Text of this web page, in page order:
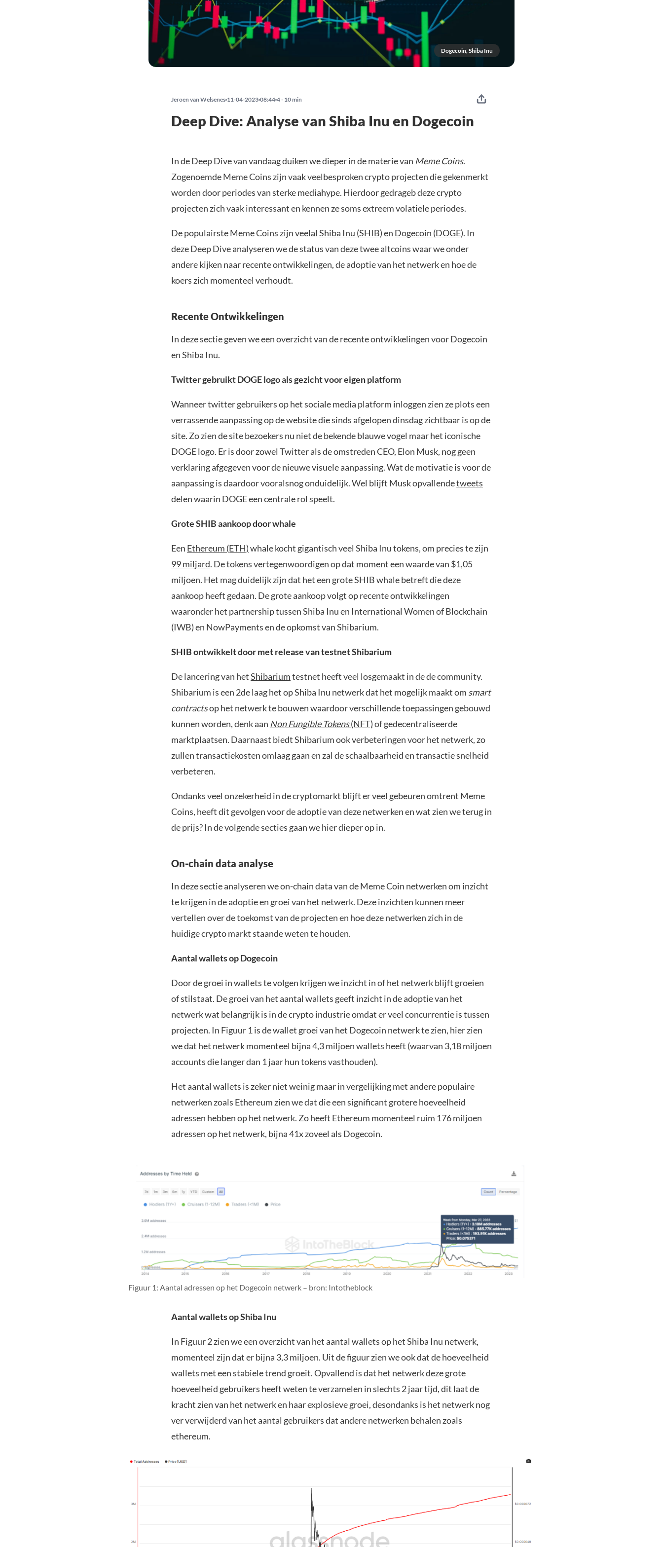
Dogecoin, Shiba Inu
Jeroen van Welsenes 11-04-2023 08:44 4 - 10 min
Deep Dive: Analyse van Shiba Inu en Dogecoin
In de Deep Dive van vandaag duiken we dieper in de materie van Meme Coins.
Zogenoemde Meme Coins zijn vaak veelbesproken crypto projecten die gekenmerkt
worden door periodes van sterke mediahype. Hierdoor gedrageb deze crypto
projecten zich vaak interessant en kennen ze soms extreem volatiele periodes.
De populairste Meme Coins zijn veelal Shiba Inu (SHIB)en Dogecoin (DOGE). In
deze Deep Dive analyseren we de status van deze twee altcoins waar we onder
andere kijken naar recente ontwikkelingen, de adoptie van het netwerk en hoe de
koers zich momenteel verhoudt.
Recente Ontwikkelingen
In deze sectie geven we een overzicht van de recente ontwikkelingen voor Dogecoin
en Shiba Inu.
Twitter gebruikt DOGE logo als gezicht voor eigen platform
Wanneer twitter gebruikers op het sociale media platform inloggen zien ze plots een
verrassende aanpassingop de website die sinds afgelopen dinsdag zichtbaar is op de
site. Zo zien de site bezoekers nu niet de bekende blauwe vogel maar het iconische
DOGE logo. Er is door zowel Twitter als de omstreden CEO, Elon Musk, nog geen
verklaring afgegeven voor de nieuwe visuele aanpassing. Wat de motivatie is voor de
aanpassing is daardoor vooralsnog onduidelijk. Wel blijft Musk opvallendetweets
delen waarin DOGE een centrale rol speelt.
Grote SHIB aankoop door whale
Een Ethereum (ETH)whale kocht gigantisch veel Shiba Inu tokens, om precies te zijn
99 miljard. De tokens vertegenwoordigen op dat moment een waarde van $1,05
miljoen. Het mag duidelijk zijn dat het een grote SHIB whale betreft die deze
aankoop heeft gedaan. De grote aankoop volgt op recente ontwikkelingen
waaronder het partnership tussen Shiba Inu en International Women of Blockchain
(IWB) en NowPayments en de opkomst van Shibarium.
SHIB ontwikkelt door met release van testnet Shibarium
De lancering van hetShibariumtestnet heeft veel losgemaakt in de de community.
Shibarium is een 2de laag het op Shiba Inu netwerk dat het mogelijk maakt om smart
contractsop het netwerk te bouwen waardoor verschillende toepassingen gebouwd
kunnen worden, denk aan Non Fungible Tokens(NFT)of gedecentraliseerde
marktplaatsen. Daarnaast biedt Shibarium ook verbeteringen voor het netwerk, zo
zullen transactiekosten omlaag gaan en zal de schaalbaarheid en transactie snelheid
verbeteren.
Ondanks veel onzekerheid in de cryptomarkt blijft er veel gebeuren omtrent Meme
Coins, heeft dit gevolgen voor de adoptie van deze netwerken en wat zien we terug in
de prijs? In de volgende secties gaan we hier dieper op in.
On-chain data analyse
In deze sectie analyseren we on-chain data van de Meme Coin netwerken om inzicht
te krijgen in de adoptie en groei van het netwerk. Deze inzichten kunnen meer
vertellen over de toekomst van de projecten en hoe deze netwerken zich in de
huidige crypto markt staande weten te houden.
Aantal wallets op Dogecoin
Door de groei in wallets te volgen krijgen we inzicht in of het netwerk blijft groeien
of stilstaat. De groei van het aantal wallets geeft inzicht in de adoptie van het
netwerk wat belangrijk is in de crypto industrie omdat er veel concurrentie is tussen
projecten. In Figuur 1 is de wallet groei van het Dogecoin netwerk te zien, hier zien
we dat het netwerk momenteel bijna 4,3 miljoen wallets heeft (waarvan 3,18 miljoen
accounts die langer dan 1 jaar hun tokens vasthouden).
Het aantal wallets is zeker niet weinig maar in vergelijking met andere populaire
netwerken zoals Ethereum zien we dat die een significant grotere hoeveelheid
adressen hebben op het netwerk. Zo heeft Ethereum momenteel ruim 176 miljoen
adressen op het netwerk, bijna 41x zoveel als Dogecoin.
Figuur 1: Aantal adressen op het Dogecoin netwerk – bron: Intotheblock
Aantal wallets op Shiba Inu
In Figuur 2 zien we een overzicht van het aantal wallets op het Shiba Inu netwerk,
momenteel zijn dat er bijna 3,3 miljoen. Uit de figuur zien we ook dat de hoeveelheid
wallets met een stabiele trend groeit. Opvallend is dat het netwerk deze grote
hoeveelheid gebruikers heeft weten te verzamelen in slechts 2 jaar tijd, dit laat de
kracht zien van het netwerk en haar explosieve groei, desondanks is het netwerk nog
ver verwijderd van het aantal gebruikers dat andere netwerken behalen zoals
ethereum.